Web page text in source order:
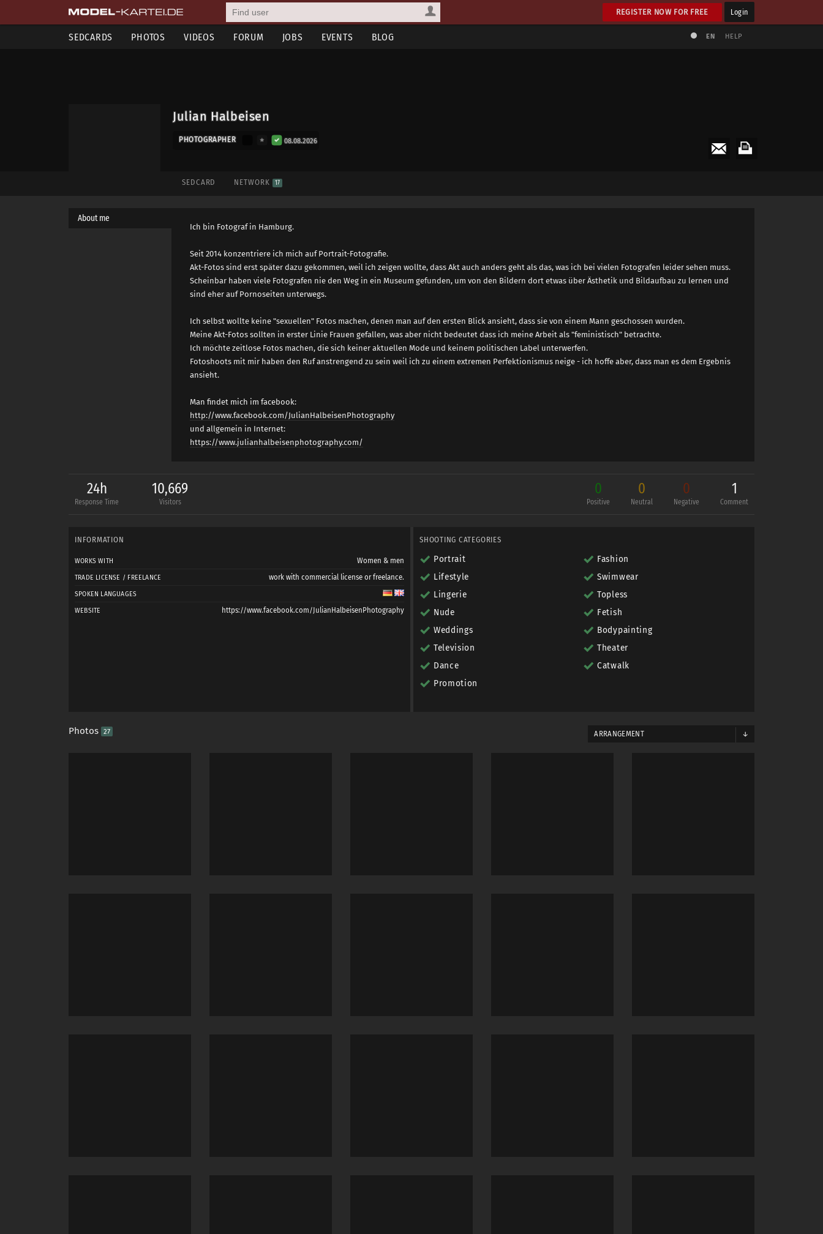
REGISTER NOW FOR FREE Login
SEDCARDS PHOTOS VIDEOS FORUM JOBS EVENTS BLOG EN HELP
Julian Halbeisen
PHOTOGRAPHER 08.08.2026
SEDCARD NETWORK 17
About me
Ich bin Fotograf in Hamburg.
Seit 2014 konzentriere ich mich auf Portrait-Fotografie.
Akt-Fotos sind erst später dazu gekommen, weil ich zeigen wollte, dass Akt auch anders geht als das, was ich bei vielen Fotografen leider sehen muss.
Scheinbar haben viele Fotografen nie den Weg in ein Museum gefunden, um von den Bildern dort etwas über Ästhetik und Bildaufbau zu lernen und
sind eher auf Pornoseiten unterwegs.
Ich selbst wollte keine "sexuellen" Fotos machen, denen man auf den ersten Blick ansieht, dass sie von einem Mann geschossen wurden.
Meine Akt-Fotos sollten in erster Linie Frauen gefallen, was aber nicht bedeutet dass ich meine Arbeit als "feministisch" betrachte.
Ich möchte zeitlose Fotos machen, die sich keiner aktuellen Mode und keinem politischen Label unterwerfen.
Fotoshoots mit mir haben den Ruf anstrengend zu sein weil ich zu einem extremen Perfektionismus neige - ich hoffe aber, dass man es dem Ergebnis
ansieht.
Man findet mich im facebook:
http://www.facebook.com/JulianHalbeisenPhotography
und allgemein in Internet:
https://www.julianhalbeisenphotography.com/
24h
Response Time
10,669
Visitors
0
Positive
0
Neutral
0
Negative
1
Comment
INFORMATION
WORKS WITH Women & men
TRADE LICENSE / FREELANCE work with commercial license or freelance.
SPOKEN LANGUAGES
WEBSITE https://www.facebook.com/JulianHalbeisenPhotography
SHOOTING CATEGORIES
Portrait
Lifestyle
Lingerie
Nude
Weddings
Television
Dance
Promotion
Fashion
Swimwear
Topless
Fetish
Bodypainting
Theater
Catwalk
Photos 27 ARRANGEMENT